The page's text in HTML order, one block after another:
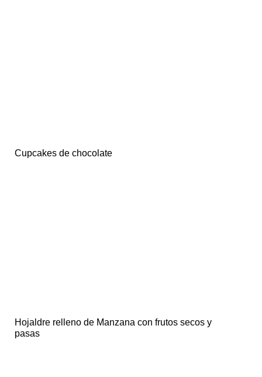
Cupcakes de chocolate
Hojaldre relleno de Manzana con frutos secos y
pasas